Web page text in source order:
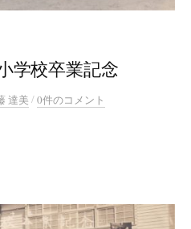
学校卒業記念
達美 /0件のコメント